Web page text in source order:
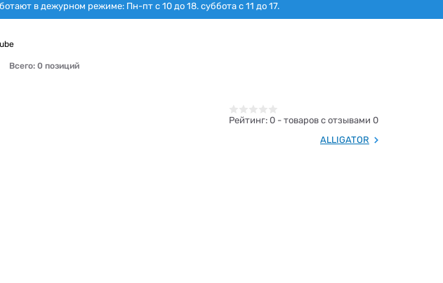
в дежурном режиме: Пн-пт с 10 до 18. суббота с 11 до 17.
Всего: 0 позиций
Рейтинг: 0 - товаров с отзывами 0
ALLIGATOR